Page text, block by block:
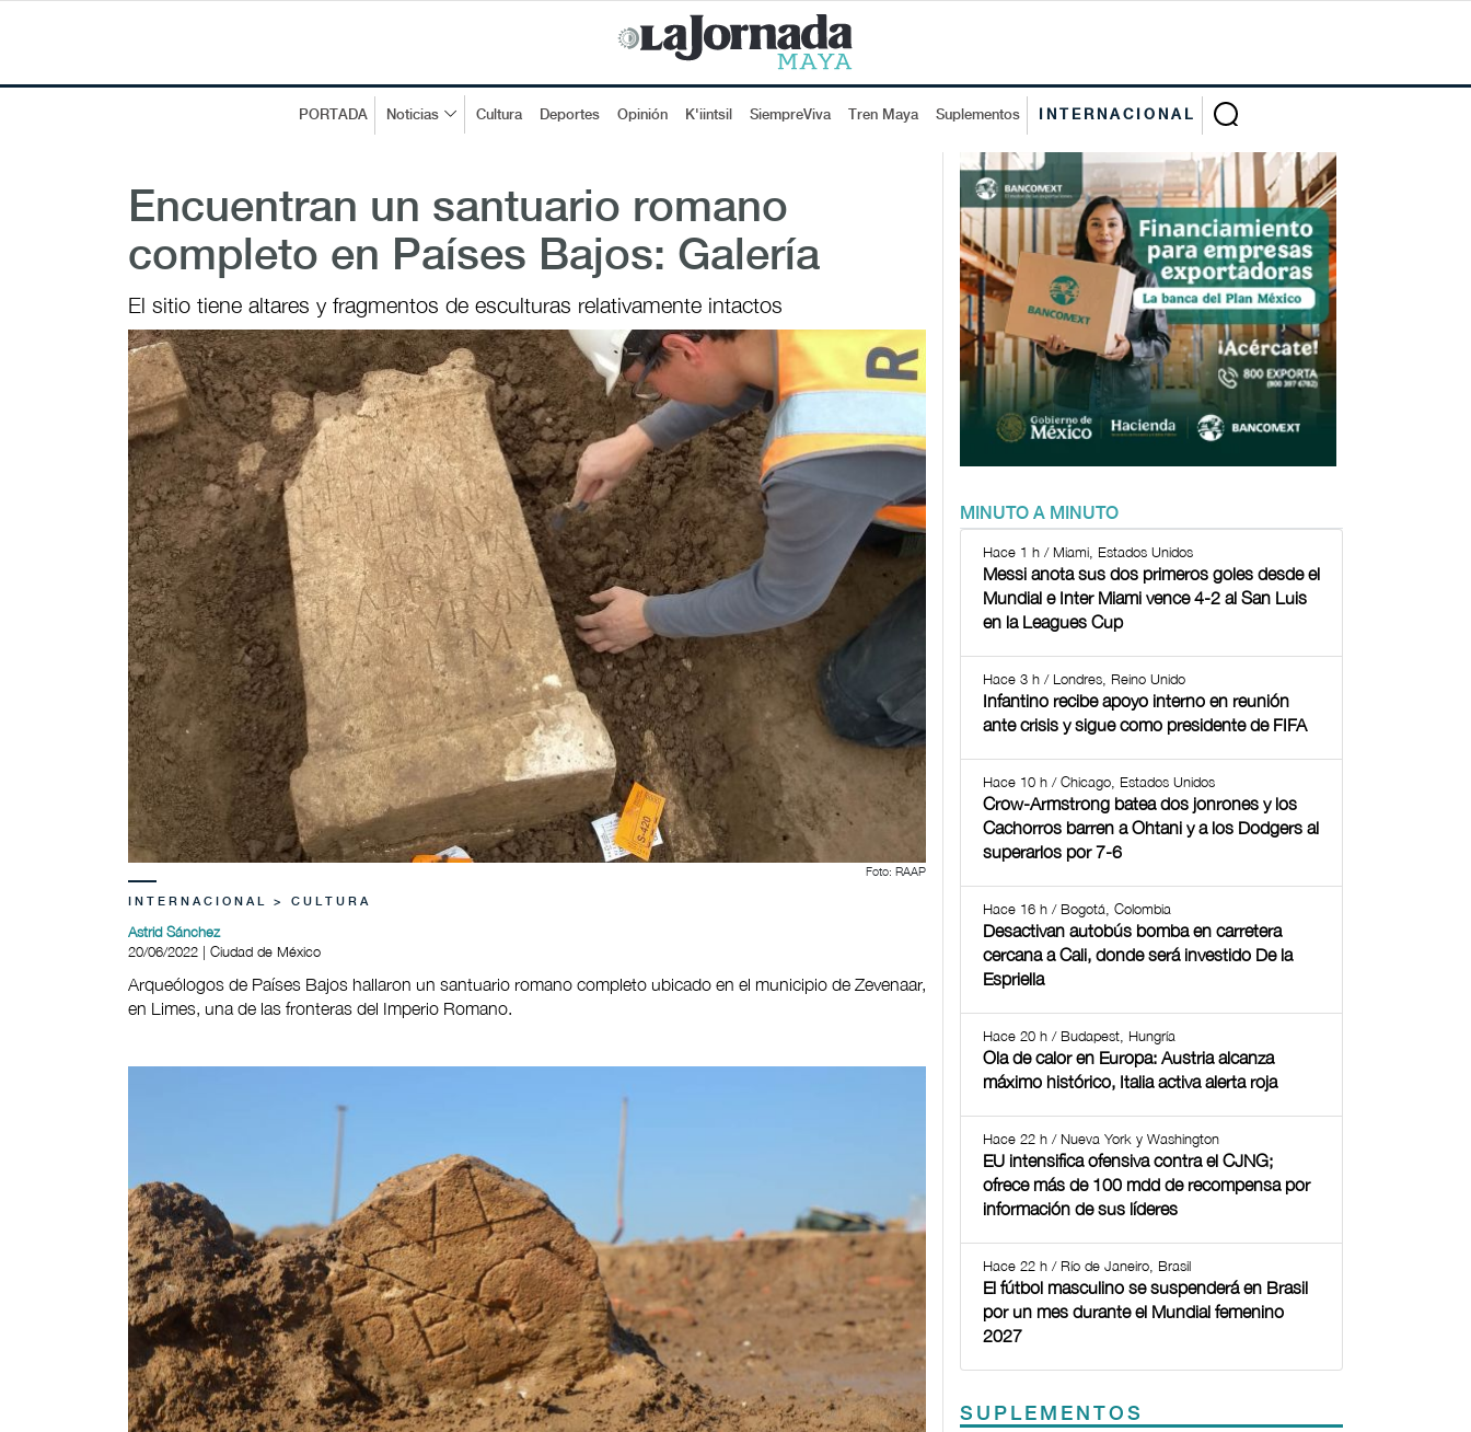
PORTADA Noticias Cultura Deportes Opinión K'iintsil SiempreViva Tren Maya Suplementos INTERNACIONAL
Encuentran un santuario romano
completo en Países Bajos: Galería
El sitio tiene altares y fragmentos de esculturas relativamente intactos
Foto: RAAP
INTERNACIONAL > CULTURA
Astrid Sánchez
20/06/2022 | Ciudad de México
Arqueólogos de Países Bajos hallaron un santuario romano completo ubicado en el municipio de Zevenaar,
en Limes, una de las fronteras del Imperio Romano.
MINUTO A MINUTO
Hace 1 h / Miami, Estados Unidos
Messi anota sus dos primeros goles desde el
Mundial e Inter Miami vence 4-2 al San Luis
en la Leagues Cup
Hace 3 h / Londres, Reino Unido
Infantino recibe apoyo interno en reunión
ante crisis y sigue como presidente de FIFA
Hace 10 h / Chicago, Estados Unidos
Crow-Armstrong batea dos jonrones y los
Cachorros barren a Ohtani y a los Dodgers al
superarlos por 7-6
Hace 16 h / Bogotá, Colombia
Desactivan autobús bomba en carretera
cercana a Cali, donde será investido De la
Espriella
Hace 20 h / Budapest, Hungría
Ola de calor en Europa: Austria alcanza
máximo histórico, Italia activa alerta roja
Hace 22 h / Nueva York y Washington
EU intensifica ofensiva contra el CJNG;
ofrece más de 100 mdd de recompensa por
información de sus líderes
Hace 22 h / Río de Janeiro, Brasil
El fútbol masculino se suspenderá en Brasil
por un mes durante el Mundial femenino
2027
SUPLEMENTOS